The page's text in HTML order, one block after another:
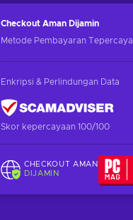
Checkout Aman Dijamin
Metode Pembayaran Tepercaya
Enkripsi & Perlindungan Data
Skor kepercayaan 100/100
CHECKOUT AMAN
DIJAMIN